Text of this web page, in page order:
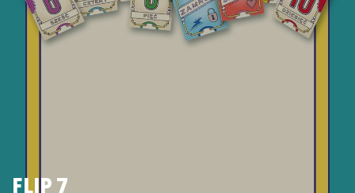
FLIP 7